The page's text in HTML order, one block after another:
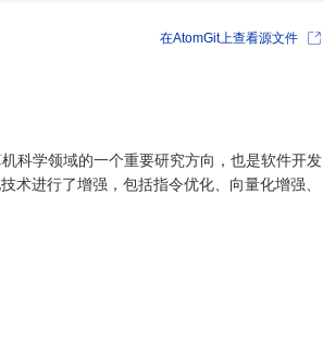
科学领域的一个重要研究方向，也是软件开发
进行了增强，包括指令优化、向量化增强、
在AtomGit上查看源文件